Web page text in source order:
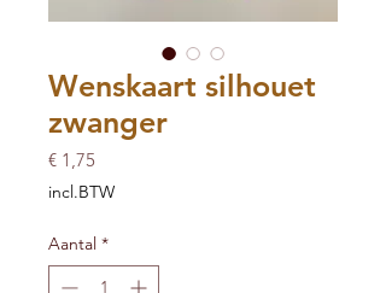
Wenskaart silhouet
zwanger
€ 1,75Prijs
incl.BTW
Aantal *